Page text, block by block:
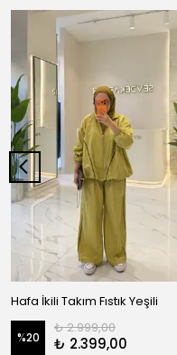
Hafa İkili Takım Fıstık Yeşili
%20
₺ 2.999,00
₺ 2.399,00